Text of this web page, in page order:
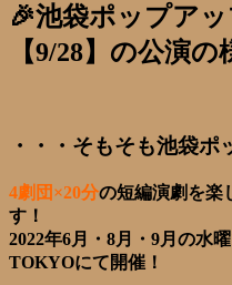
🎉池袋ポップア
【9/28】の公演
・・・そもそも池袋ポ
4劇団×20分の短編演劇を楽
す！
2022年6月・8月・9月の水
TOKYOにて開催！